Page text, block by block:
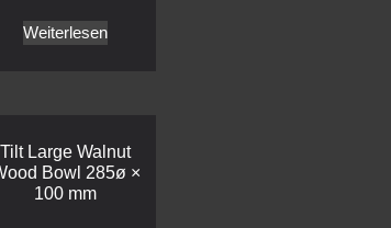
Weiterlesen
Tilt Large Walnut
Bowl 285ø ×
100 mm